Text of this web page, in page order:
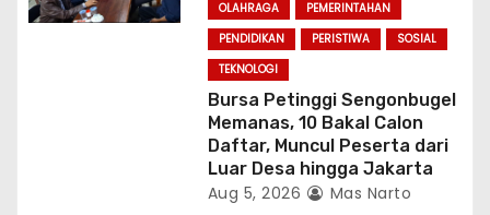
OLAHRAGA
PEMERINTAHAN
PENDIDIKAN
PERISTIWA
SOSIAL
TEKNOLOGI
Bursa Petinggi Sengonbugel
Memanas, 10 Bakal Calon
Daftar, Muncul Peserta dari
Luar Desa hingga Jakarta
Aug 5, 2026 Mas Narto